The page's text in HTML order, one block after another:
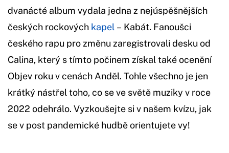
dvanácté album vydala jedna z nejúspěšnějších
českých rockových kapel – Kabát. Fanoušci
českého rapu pro změnu zaregistrovali desku od
Calina, který s tímto počinem získal také ocenění
Objev roku v cenách Anděl. Tohle všechno je jen
krátký nástřel toho, co se ve světě muziky v roce
2022 odehrálo. Vyzkoušejte si v našem kvízu, jak
se v post pandemické hudbě orientujete vy!